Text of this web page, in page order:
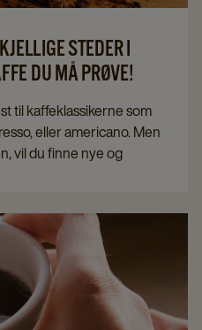
STEDER I
DU MÅ PRØVE!
til kaffeklassikerne som
eller americano. Men
vil du finne nye og
som du ikke må gå